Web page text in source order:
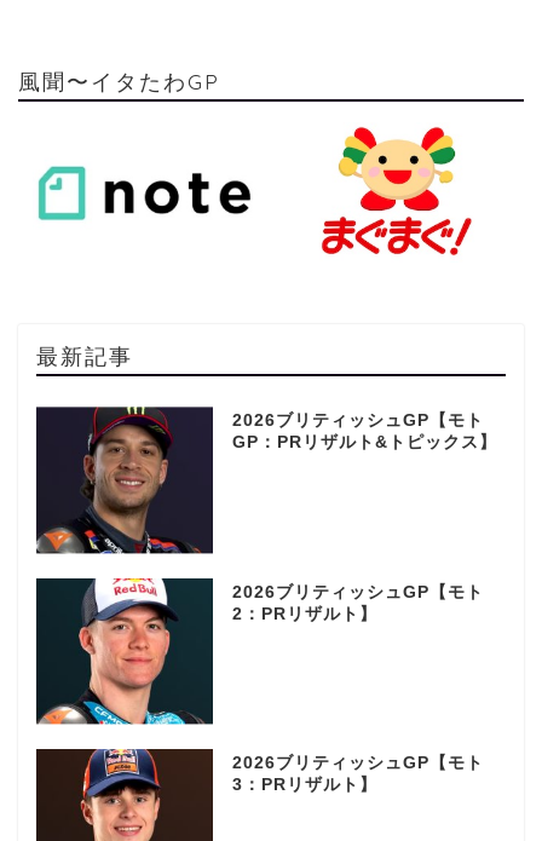
風聞〜イタたわGP
最新記事
2026ブリティッシュGP【モト
GP：PRリザルト&トピックス】
2026ブリティッシュGP【モト
2：PRリザルト】
2026ブリティッシュGP【モト
3：PRリザルト】